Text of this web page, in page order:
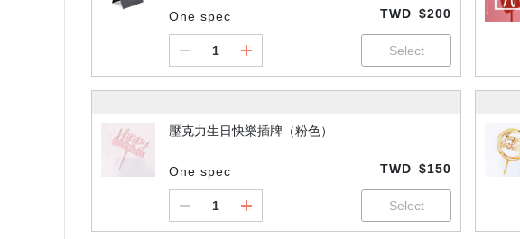
One spec TWD $200
壓克力生日快樂插牌（粉色）
One spec TWD $150